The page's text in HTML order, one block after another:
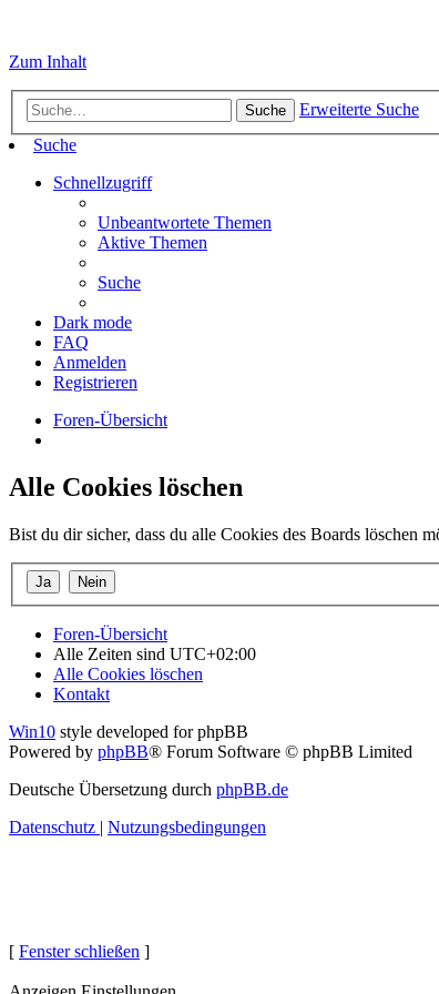
Zum Inhalt
Suche
Erweiterte Suche
Suche
Schnellzugriff
Unbeantwortete Themen
Aktive Themen
Suche
Dark mode
FAQ
Anmelden
Registrieren
Foren-Übersicht
Alle Cookies löschen
Bist du dir sicher, dass du alle Cookies des Boards löschen
Foren-Übersicht
Alle Zeiten sind UTC+02:00
Alle Cookies löschen
Kontakt
Win10 style developed for phpBB
Powered by phpBB® Forum Software © phpBB Limited
Deutsche Übersetzung durch phpBB.de
Datenschutz | Nutzungsbedingungen
[ Fenster schließen ]